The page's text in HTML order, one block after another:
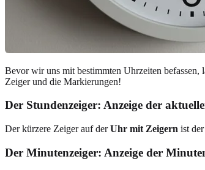
Bevor wir uns mit bestimmten Uhrzeiten befassen,
Zeiger und die Markierungen!
Der Stundenzeiger: Anzeige der
Der kürzere Zeiger auf derUhr mit Zeigern ist
Der Minutenzeiger: Anzeige der